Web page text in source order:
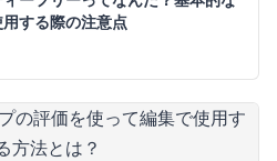
する際の注意点